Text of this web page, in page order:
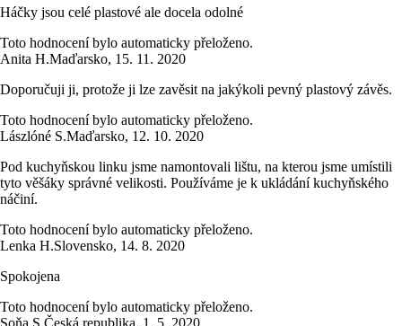
Háčky jsou celé plastové ale docela odolné
Toto hodnocení bylo automaticky přeloženo.
Anita H.Maďarsko, 15. 11. 2020
Doporučuji ji, protože ji lze zavěsit na jakýkoli pevný plastový závěs.
Toto hodnocení bylo automaticky přeloženo.
Lászlóné S.Maďarsko, 12. 10. 2020
Pod kuchyňskou linku jsme namontovali lištu, na kterou jsme umístili
tyto věšáky správné velikosti. Používáme je k ukládání kuchyňského
náčiní.
Toto hodnocení bylo automaticky přeloženo.
Lenka H.Slovensko, 14. 8. 2020
Spokojena
Toto hodnocení bylo automaticky přeloženo.